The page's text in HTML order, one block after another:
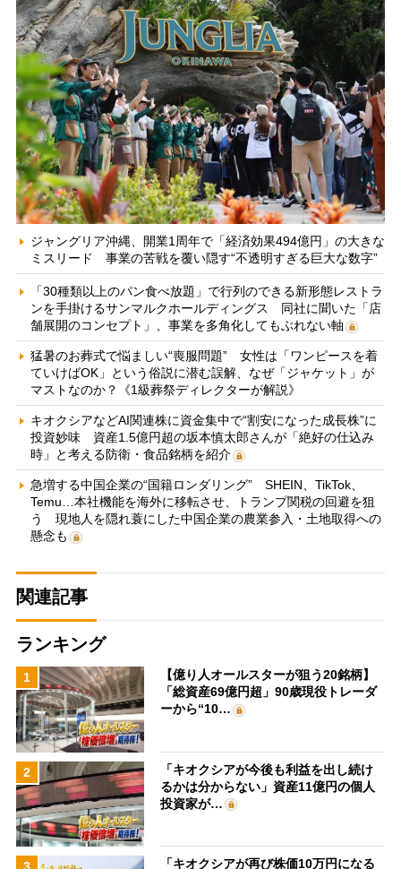
ジャングリア沖縄、開業1周年で「経済効果494億円」の大きな
ミスリード 事業の苦戦を覆い隠す“不透明すぎる巨大な数字”
「30種類以上のパン食べ放題」で行列のできる新形態レストラ
ンを手掛けるサンマルクホールディングス 同社に聞いた「店
舗展開のコンセプト」、事業を多角化してもぶれない軸
猛暑のお葬式で悩ましい“喪服問題” 女性は「ワンピースを着
ていけばOK」という俗説に潜む誤解、なぜ「ジャケット」が
マストなのか？《1級葬祭ディレクターが解説》
キオクシアなどAI関連株に資金集中で“割安になった成長株”に
投資妙味 資産1.5億円超の坂本慎太郎さんが「絶好の仕込み
時」と考える防衛・食品銘柄を紹介
急増する中国企業の“国籍ロンダリング” SHEIN、TikTok、
Temu…本社機能を海外に移転させ、トランプ関税の回避を狙
う 現地人を隠れ蓑にした中国企業の農業参入・土地取得への
懸念も
関連記事
ランキング
1
【億り人オールスターが狙う20銘柄】
「総資産69億円超」90歳現役トレーダ
ーから“10…
2
「キオクシアが今後も利益を出し続け
るかは分からない」資産11億円の個人
投資家が…
「キオクシアが再び株価10万円になる